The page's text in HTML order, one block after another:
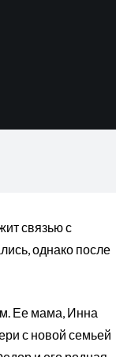
связью с
однако после
Ее мама, Инна
с новой семьей